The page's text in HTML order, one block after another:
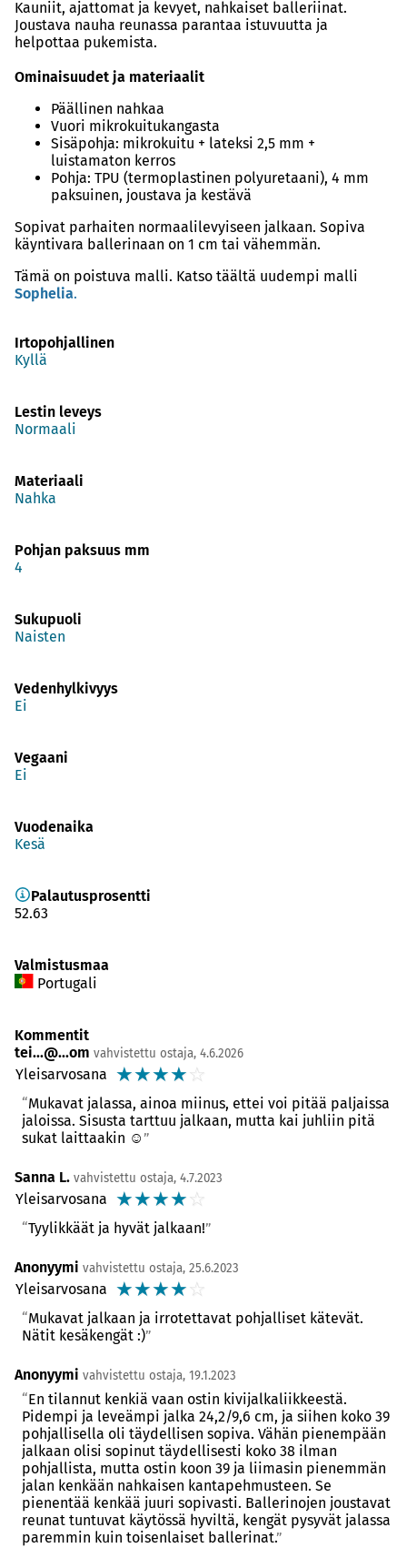
Kauniit, ajattomat ja kevyet, nahkaiset balleriinat.
Joustava nauha reunassa parantaa istuvuutta ja
helpottaa pukemista.
Ominaisuudet ja materiaalit
Päällinen nahkaa
Vuori mikrokuitukangasta
Sisäpohja: mikrokuitu + lateksi 2,5 mm +
luistamaton kerros
Pohja: TPU (termoplastinen polyuretaani), 4 mm
paksuinen, joustava ja kestävä
Sopivat parhaiten normaalilevyiseen jalkaan. Sopiva
käyntivara ballerinaan on 1 cm tai vähemmän.
Tämä on poistuva malli. Katso täältä uudempi malli
Sophelia.
Irtopohjallinen
Kyllä
Lestin leveys
Normaali
Materiaali
Nahka
Pohjan paksuus mm
4
Sukupuoli
Naisten
Vedenhylkivyys
Ei
Vegaani
Ei
Vuodenaika
Kesä
Palautusprosentti
52.63
Valmistusmaa
Portugali
Kommentit
tei...@...om vahvistettu ostaja, 4.6.2026
Yleisarvosana ☆☆☆☆☆
Mukavat jalassa, ainoa miinus, ettei voi pitää paljaissa
jaloissa. Sisusta tarttuu jalkaan, mutta kai juhliin pitä
sukat laittaakin ☺️
Sanna L. vahvistettu ostaja, 4.7.2023
Yleisarvosana ☆☆☆☆☆
Tyylikkäät ja hyvät jalkaan!
Anonyymi vahvistettu ostaja, 25.6.2023
Yleisarvosana ☆☆☆☆☆
Mukavat jalkaan ja irrotettavat pohjalliset kätevät.
Nätit kesäkengät :)
Anonyymi vahvistettu ostaja, 19.1.2023
En tilannut kenkiä vaan ostin kivijalkaliikkeestä.
Pidempi ja leveämpi jalka 24,2/9,6 cm, ja siihen koko 39
pohjallisella oli täydellisen sopiva. Vähän pienempään
jalkaan olisi sopinut täydellisesti koko 38 ilman
pohjallista, mutta ostin koon 39 ja liimasin pienemmän
jalan kenkään nahkaisen kantapehmusteen. Se
pienentää kenkää juuri sopivasti. Ballerinojen joustavat
reunat tuntuvat käytössä hyviltä, kengät pysyvät jalassa
paremmin kuin toisenlaiset ballerinat.